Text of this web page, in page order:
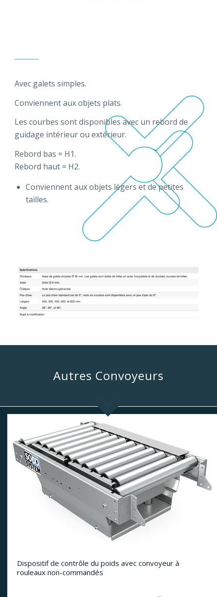
Avec galets simples.
Conviennent aux objets plats.
Les courbes sont disponibles avec un rebord de
guidage intérieur ou extérieur.
Rebord bas = H1.
Rebord haut = H2.
Conviennent aux objets légers et de petites
tailles.
Autres Convoyeurs
Dispositif de contrôle du poids avec convoyeur à
rouleaux non-commandés